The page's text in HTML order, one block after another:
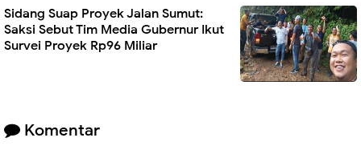
Sidang Suap Proyek Jalan Sumut:
Saksi Sebut Tim Media Gubernur Ikut
Survei Proyek Rp96 Miliar
Komentar